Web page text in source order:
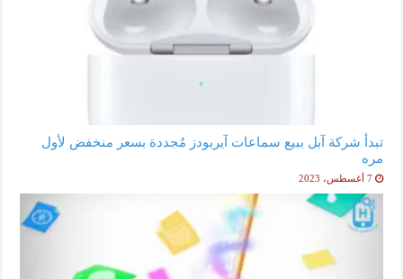
تبدأ شركة آبل ببيع سماعات آيربودز مُجددة بسعر منخفض لأول
مره
7 أغسطس، 2023